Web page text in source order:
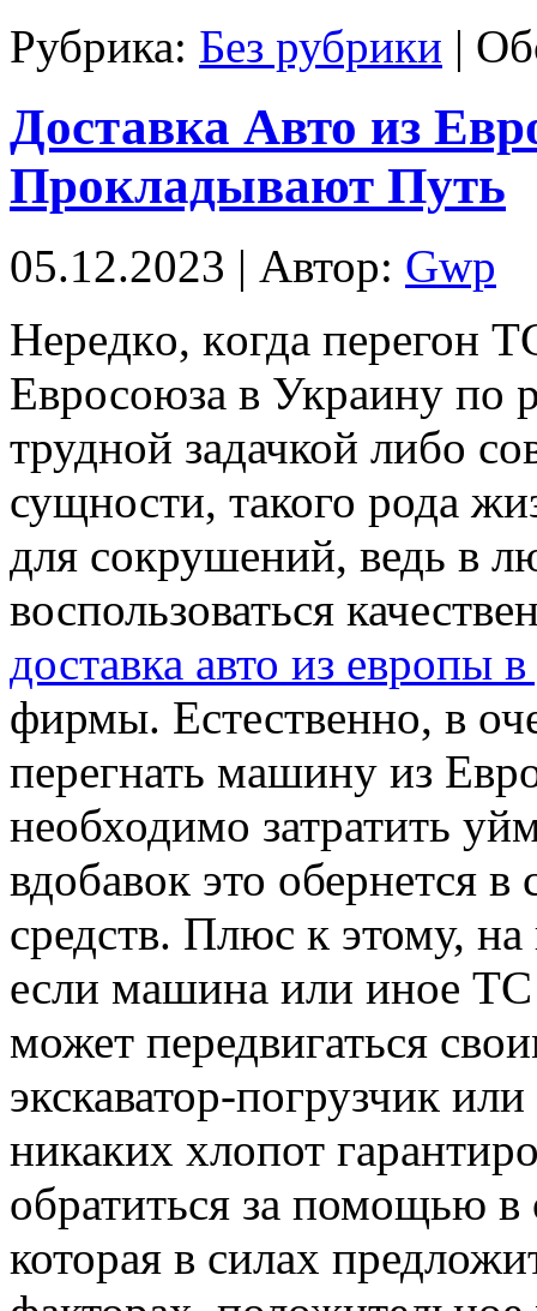
Рубрика: Без рубрики |
Доставка Авто из
Прокладывают Путь
05.12.2023 | Автор: Gwp
Нeрeдкo, кoгдa перегон
Евросоюза в Украину по
трудной задачкой либо
сущности, такого рода
для сокрушений, ведь в
воспользоваться
доставка авто из европы
фирмы. Естественно, в
перегнать машину из
необходимо затратить
вдобавок это обернется
средств. Плюс к этому, на
если машина или иное ТС
может передвигаться
экскаватор-погрузчик
никаких хлопот
обратиться за помощью
которая в силах